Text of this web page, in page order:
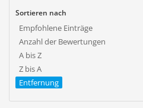
Sortieren nach
Empfohlene Einträge
Anzahl der Bewertungen
A bis Z
Z bis A
Entfernung